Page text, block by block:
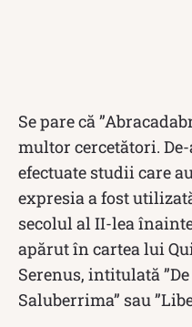
Se pare că
multor cercetători.
efectuate studii care
expresia a fost
secolul al II-lea
apărut în cartea lui
Serenus, intitulată
Saluberrima” sau